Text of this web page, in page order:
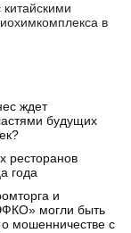
в
ждет
будущих
ресторанов
года
и
могли быть
мошенничестве с